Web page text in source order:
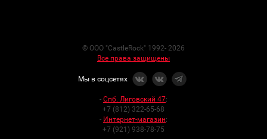
© ООО "CastleRock" 1992- 2026
Все права защищены
Мы в соцсетях
- Спб. Лиговский 47:
+7 (812) 322-65-68
- Интернет-магазин:
+7 (921) 938-78-75